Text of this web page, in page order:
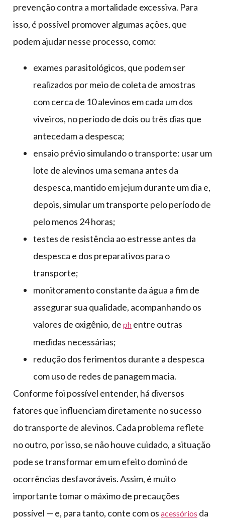
prevenção contra a mortalidade excessiva. Para
isso, é possível promover algumas ações, que
podem ajudar nesse processo, como:
exames parasitológicos, que podem ser
realizados por meio de coleta de amostras
com cerca de 10 alevinos em cada um dos
viveiros, no período de dois ou três dias que
antecedam a despesca;
ensaio prévio simulando o transporte: usar um
lote de alevinos uma semana antes da
despesca, mantido em jejum durante um dia e,
depois, simular um transporte pelo período de
pelo menos 24 horas;
testes de resistência ao estresse antes da
despesca e dos preparativos para o
transporte;
monitoramento constante da água a fim de
assegurar sua qualidade, acompanhando os
valores de oxigênio, de ph entre outras
medidas necessárias;
redução dos ferimentos durante a despesca
com uso de redes de panagem macia.
Conforme foi possível entender, há diversos
fatores que influenciam diretamente no sucesso
do transporte de alevinos. Cada problema reflete
no outro, por isso, se não houve cuidado, a situação
pode se transformar em um efeito dominó de
ocorrências desfavoráveis. Assim, é muito
importante tomar o máximo de precauções
possível — e, para tanto, conte com os acessórios da